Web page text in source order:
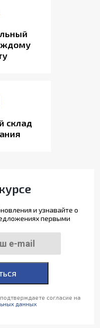
склад
и узнавайте о
первыми
согласие на
данных